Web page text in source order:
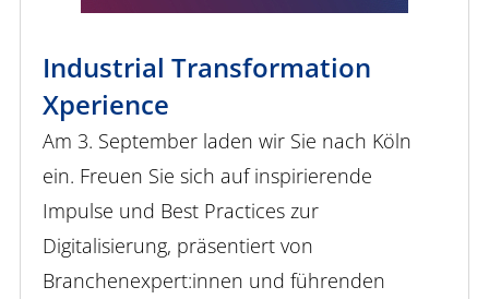
Industrial Transformation
Xperience
Am 3. September laden wir Sie nach Köln
ein. Freuen Sie sich auf inspirierende
Impulse und Best Practices zur
Digitalisierung, präsentiert von
Branchenexpert:innen und führenden